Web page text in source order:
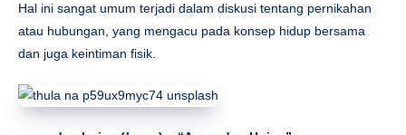
Hal ini sangat umum terjadi dalam diskusi tentang pernikahan
atau hubungan, yang mengacu pada konsep hidup bersama
dan juga keintiman fisik.